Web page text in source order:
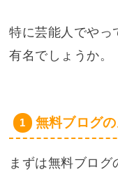
特に芸能人でやっ
有名でしょうか。
無料ブログ
まずは無料ブログ